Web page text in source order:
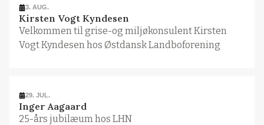
3. AUG.
Kirsten Vogt Kyndesen
Velkommen til grise-og miljøkonsulent Kirsten
Vogt Kyndesen hos Østdansk Landboforening
29. JUL.
Inger Aagaard
25-års jubilæum hos LHN